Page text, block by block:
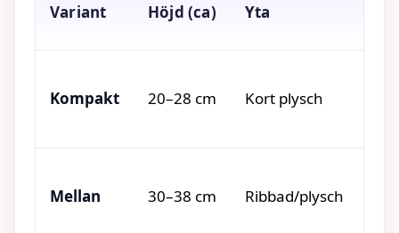
Variant Höjd (ca) Yta
Kompakt 20–28 cm Kort plysch
Mellan 30–38 cm Ribbad/plysch